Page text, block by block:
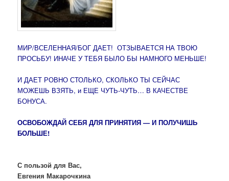
МИР/ВСЕЛЕННАЯ/БОГ ДАЕТ!ОТЗЫВАЕТСЯ НА ТВОЮ
ПРОСЬБУ! ИНАЧЕ У ТЕБЯ БЫЛО БЫ НАМНОГО МЕНЬШЕ!
И ДАЕТ РОВНО СТОЛЬКО, СКОЛЬКО ТЫ СЕЙЧАС
МОЖЕШЬ ВЗЯТЬ, и ЕЩЕ ЧУТЬ-ЧУТЬ… В КАЧЕСТВЕ
БОНУСА.
ОСВОБОЖДАЙ СЕБЯ ДЛЯ ПРИНЯТИЯ — И ПОЛУЧИШЬ
БОЛЬШЕ!
С пользой для Вас,
Евгения Макарочкина